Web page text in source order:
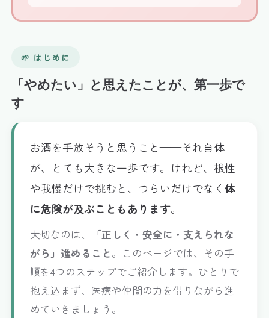
🌱 はじめに
「やめたい」と思えたことが、第一歩で
す
お酒を手放そうと思うこと——それ自体
が、とても大きな一歩です。けれど、根性
や我慢だけで挑むと、つらいだけでなく 体
に危険が及ぶこともあります。
大切なのは、
「正しく・安全に・支えられな
がら」進めること。このページでは、その手
順を4つのステップでご紹介します。ひとりで
抱え込まず、医療や仲間の力を借りながら進
めていきましょう。